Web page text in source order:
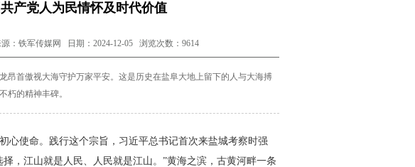
产党人为民情怀及时代价值
：铁军传媒网 日期：2024-12-05 浏览次数：9614
首傲视大海守护万家平安。这是历史在盐阜大地上留下的人与大海搏
朽的精神丰碑。
心使命。践行这个宗旨，习近平总书记首次来盐城考察时强
，江山就是人民、人民就是江山。”黄海之滨，古黄河畔一条